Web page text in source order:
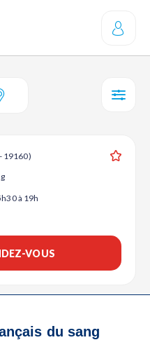
19160)
à 19h
VOUS
du sang